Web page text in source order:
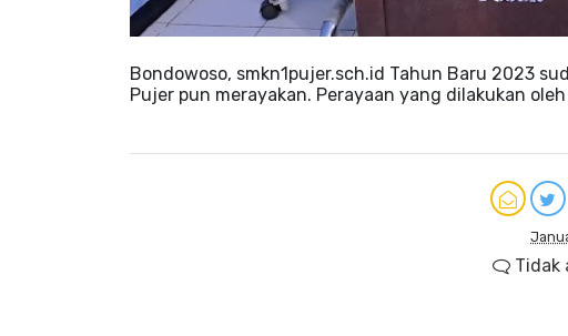
Bondowoso, smkn1pujer.sch.id Tahun Baru 2023
Pujer pun merayakan. Perayaan yang dilakukan
Tidak